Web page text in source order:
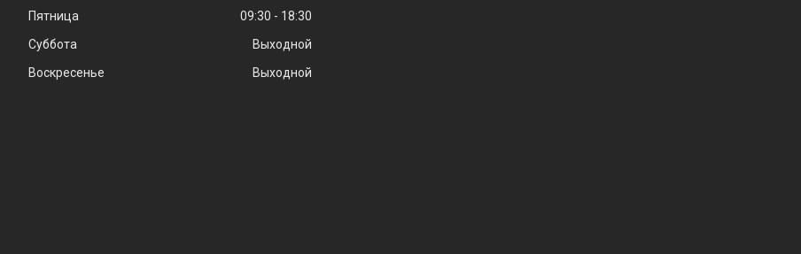
Пятница
09:30
18:30
Суббота
Выходной
Воскресенье
Выходной